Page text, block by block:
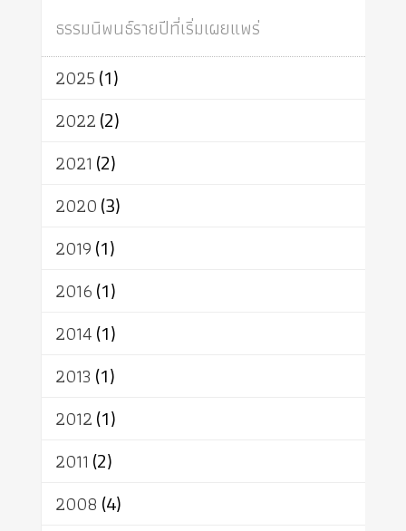
ศาสนาประจำชาติ
อินเดีย
ผู้บริโภค
ธรรมาธิปไตย
จักร
การแยกรัฐกับศาสนา
ธรรมชาติ
เทคโนโลยี
สิทธิ
พุทธบริษัท
อัตถะ
เทวดา
ธรรมนิพนธ์รายปีที่เริ่มเผยแพร่
2025(1)
2022(2)
2021 (2)
2020(3)
2019(1)
2016(1)
2014(1)
2013 (1)
2012(1)
2011 (2)
2008 (4)